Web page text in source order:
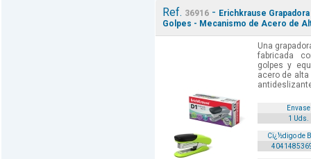
Ref. 36916- Erichkrause
Golpes - Mecanismo de Acero de
Una
fabricada
golpes y
acero de
Envase
1 Uds.
Cï¿½digo de